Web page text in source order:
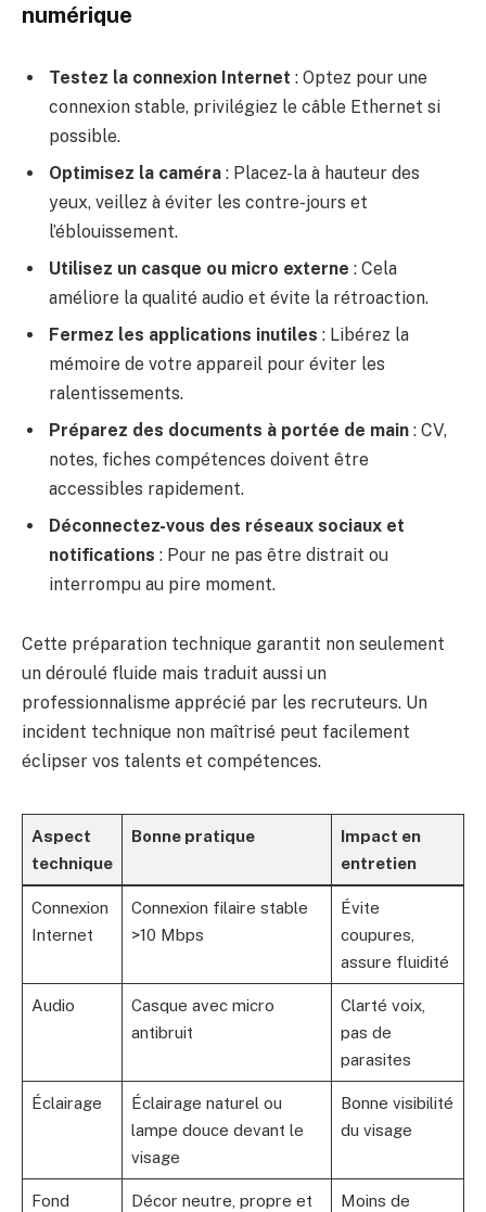
numérique
Testez la connexion Internet : Optez pour une
connexion stable, privilégiez le câble Ethernet si
possible.
Optimisez la caméra : Placez-la à hauteur des
yeux, veillez à éviter les contre-jours et
l’éblouissement.
Utilisez un casque ou micro externe : Cela
améliore la qualité audio et évite la rétroaction.
Fermez les applications inutiles : Libérez la
mémoire de votre appareil pour éviter les
ralentissements.
Préparez des documents à portée de main : CV,
notes, fiches compétences doivent être
accessibles rapidement.
Déconnectez-vous des réseaux sociaux et
notifications : Pour ne pas être distrait ou
interrompu au pire moment.
Cette préparation technique garantit non seulement
un déroulé fluide mais traduit aussi un
professionnalisme apprécié par les recruteurs. Un
incident technique non maîtrisé peut facilement
éclipser vos talents et compétences.
Aspect
technique
Bonne pratique
Impact en
entretien
Connexion
Internet
Connexion filaire stable
>10 Mbps
Évite
coupures,
assure fluidité
Audio
Casque avec micro
antibruit
Clarté voix,
pas de
parasites
Éclairage
Éclairage naturel ou
lampe douce devant le
visage
Bonne visibilité
du visage
Fond
Décor neutre, propre et
Moins de